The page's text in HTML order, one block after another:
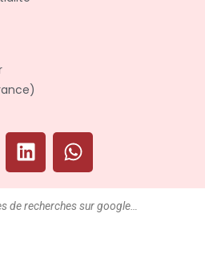
de recherches sur google…